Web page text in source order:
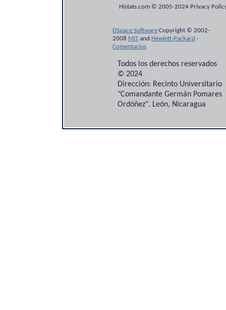
Histats.com © 2005-2024 Privacy
DSpace Software Copyright © 2002-
2008 MITand Hewlett-Packard -
Comentarios
Todos los derechos reservados
© 2024
Dirección: Recinto Universitario
"Comandante Germán Pomares
Ordóñez". León, Nicaragua